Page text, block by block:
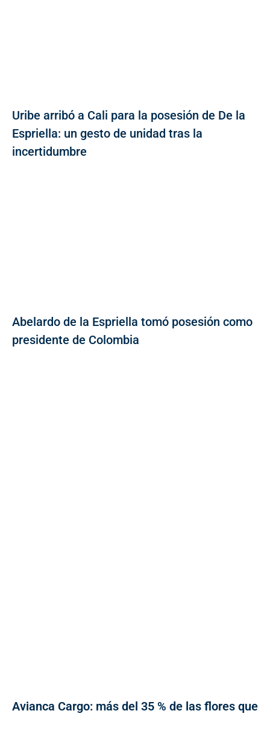
Uribe arribó a Cali para la posesión de De la
Espriella: un gesto de unidad tras la
incertidumbre
Abelardo de la Espriella tomó posesión como
presidente de Colombia
Avianca Cargo: más del 35 % de las flores que